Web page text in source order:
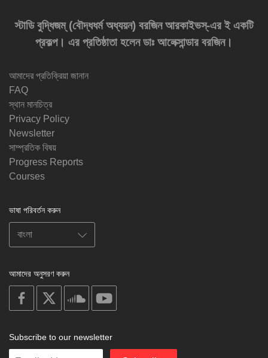
স্টাডি বুদ্ধিজম্‌ (বৌদ্ধধর্ম অধ্যয়ন) বরজিন আরকাইভস্‌-এর ই একটি
প্রকল্প। এর প্রতিষ্ঠাতা হলেন ডাঃ আলেক্সান্ডার বরজিন।
আমাদের প্রতিক্রিয়া জানান
FAQ
স্থান মানচিত্র
Privacy Policy
Newsletter
সাম্প্রতিক বিষয়
Progress Reports
Courses
ভাষা পরিবর্তন করুন
আমাদের অনুসরণ করুন
on
facebook
soundcloud
Subscribe to our newsletter
Enter